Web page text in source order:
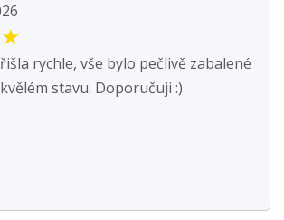
★
rychle, vše bylo pečlivě zabalené
stavu. Doporučuji :)